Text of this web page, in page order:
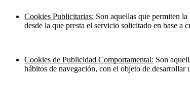
Cookies Publicitarias: Son aquellas que permiten
desde la que presta el servicio solicitado en base a
Cookies de Publicidad Comportamental: Son
hábitos de navegación, con el objeto de